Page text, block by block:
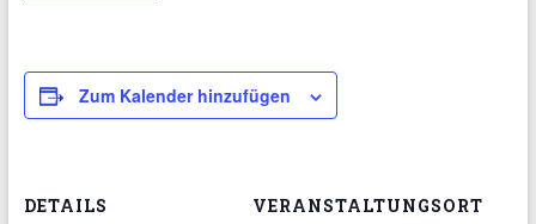
Zum Kalender hinzufügen
DETAILS VERANSTALTUNGSORT